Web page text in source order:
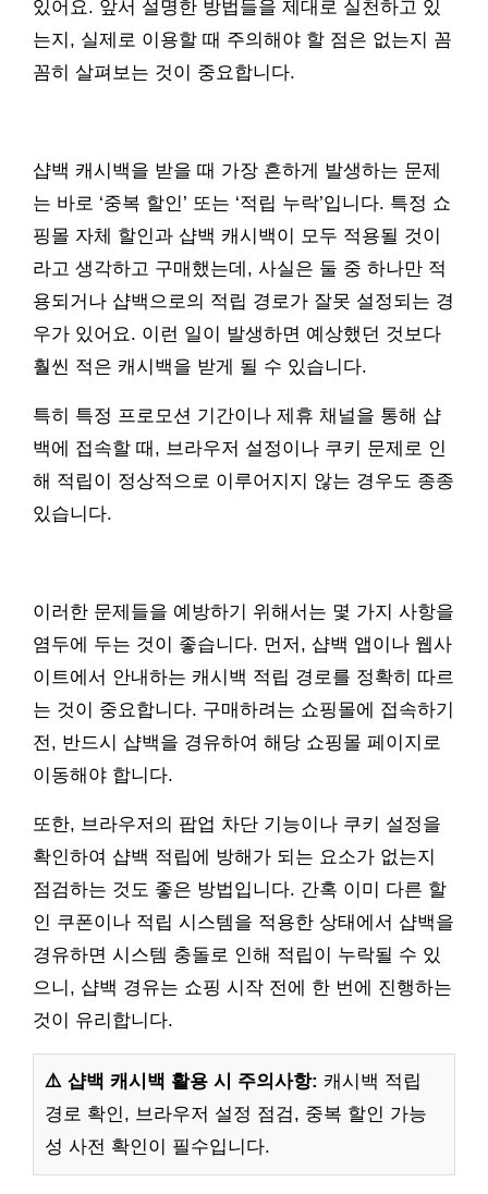
있어요. 앞서 설명한 방법들을 제대로 실천하고 있
는지, 실제로 이용할 때 주의해야 할 점은 없는지 꼼
꼼히 살펴보는 것이 중요합니다.
샵백 캐시백을 받을 때 가장 흔하게 발생하는 문제
는 바로 ‘중복 할인’ 또는 ‘적립 누락’입니다. 특정 쇼
핑몰 자체 할인과 샵백 캐시백이 모두 적용될 것이
라고 생각하고 구매했는데, 사실은 둘 중 하나만 적
용되거나 샵백으로의 적립 경로가 잘못 설정되는 경
우가 있어요. 이런 일이 발생하면 예상했던 것보다
훨씬 적은 캐시백을 받게 될 수 있습니다.
특히 특정 프로모션 기간이나 제휴 채널을 통해 샵
백에 접속할 때, 브라우저 설정이나 쿠키 문제로 인
해 적립이 정상적으로 이루어지지 않는 경우도 종종
있습니다.
이러한 문제들을 예방하기 위해서는 몇 가지 사항을
염두에 두는 것이 좋습니다. 먼저, 샵백 앱이나 웹사
이트에서 안내하는 캐시백 적립 경로를 정확히 따르
는 것이 중요합니다. 구매하려는 쇼핑몰에 접속하기
전, 반드시 샵백을 경유하여 해당 쇼핑몰 페이지로
이동해야 합니다.
또한, 브라우저의 팝업 차단 기능이나 쿠키 설정을
확인하여 샵백 적립에 방해가 되는 요소가 없는지
점검하는 것도 좋은 방법입니다. 간혹 이미 다른 할
인 쿠폰이나 적립 시스템을 적용한 상태에서 샵백을
경유하면 시스템 충돌로 인해 적립이 누락될 수 있
으니, 샵백 경유는 쇼핑 시작 전에 한 번에 진행하는
것이 유리합니다.
⚠️ 샵백 캐시백 활용 시 주의사항: 캐시백 적립
경로 확인, 브라우저 설정 점검, 중복 할인 가능
성 사전 확인이 필수입니다.